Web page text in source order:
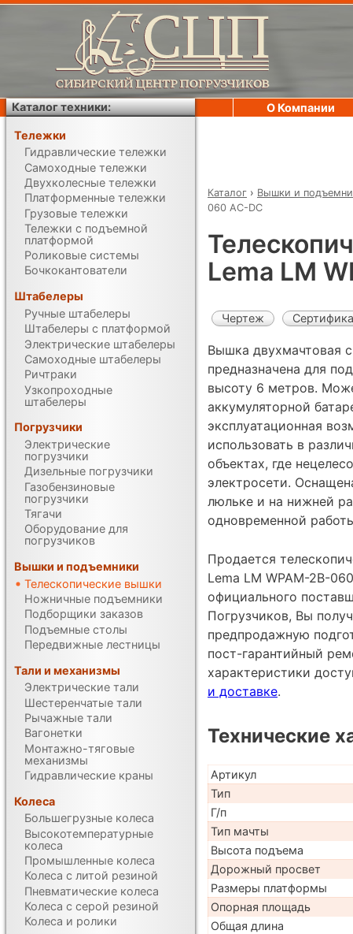
Каталог › Вышки и
060 AC-DC
Lema LM
Чертеж
Вышка двухмачтовая
предназначена для
высоту 6 метров.
аккумуляторной
эксплуатационная
использовать в
объектах, где
электросети.
люльке и на нижней
одновременной
Продается
Lema LM WPAM-2B-
официального
Погрузчиков, Вы
предпродажную
пост-гарантийный
характеристики
и доставке.
Технические
Артикул
Тип
Г/п
Тип мачты
Высота подъема
Дорожный просвет
Размеры платформы
Опорная площадь
Общая длина
О Компании
Каталог техники:
Тележки
Гидравлические тележки
Самоходные тележки
Двухколесные тележки
Платформенные тележки
Грузовые тележки
Тележки с подъемной
платформой
Роликовые системы
Бочкокантователи
Штабелеры
Ручные штабелеры
Штабелеры с платформой
Электрические штабелеры
Самоходные штабелеры
Ричтраки
Узкопроходные
штабелеры
Погрузчики
Электрические
погрузчики
Дизельные погрузчики
Газобензиновые
погрузчики
Тягачи
Оборудование для
погрузчиков
Вышки и подъемники
Телескопические вышки
Ножничные подъемники
Подборщики заказов
Подъемные столы
Передвижные лестницы
Тали и механизмы
Электрические тали
Шестеренчатые тали
Рычажные тали
Вагонетки
Монтажно-тяговые
механизмы
Гидравлические краны
Колеса
Большегрузные колеса
Высокотемпературные
колеса
Промышленные колеса
Колеса с литой резиной
Пневматические колеса
Колеса с серой резиной
Колеса и ролики